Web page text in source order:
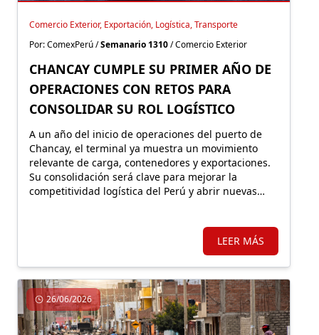
Comercio Exterior, Exportación, Logística, Transporte
Por: ComexPerú /Semanario 1310/ Comercio Exterior
CHANCAY CUMPLE SU PRIMER AÑO DE
OPERACIONES CON RETOS PARA
CONSOLIDAR SU ROL LOGÍSTICO
A un año del inicio de operaciones del puerto de
Chancay, el terminal ya muestra un movimiento
relevante de carga, contenedores y exportaciones.
Su consolidación será clave para mejorar la
competitividad logística del Perú y abrir nuevas
LEER MÁS
26/06/2026